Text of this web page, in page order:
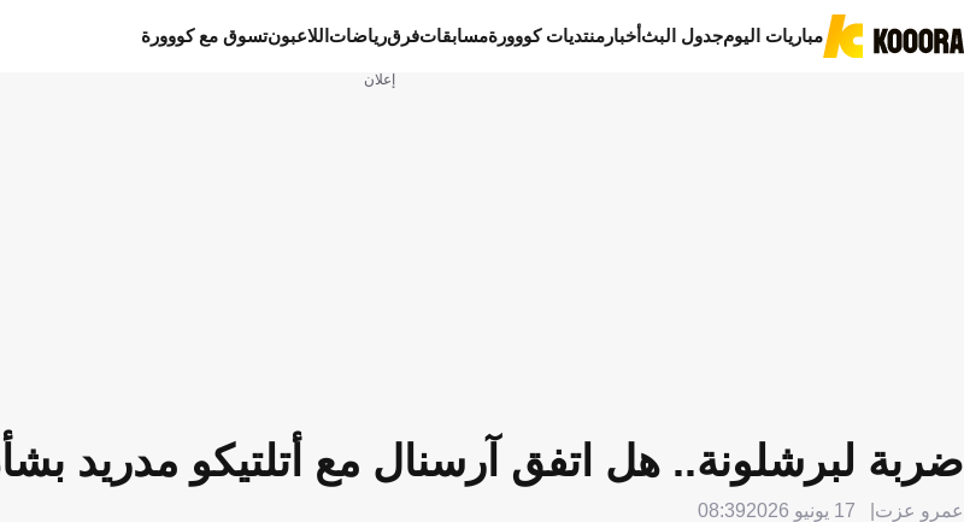
مباريات اليومجدول البثأخبار منتديات كووورةمسابقاتفرقرياضات اللاعبونتسوق مع كووورة
إعلان
ضربة لبرشلونة.. هل اتفق آرسنال مع أتلتيكو مدريد
عمرو عزت 17 يونيو 2026 08:39